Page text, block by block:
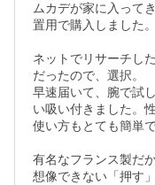
ムカデが家に入って
置用で購入しました。
ネットでリサーチし
だったので、選択。
早速届いて、腕で試
い吸い付きました。
使い方もとても簡単で
有名なフランス製だ
想像できない「押す